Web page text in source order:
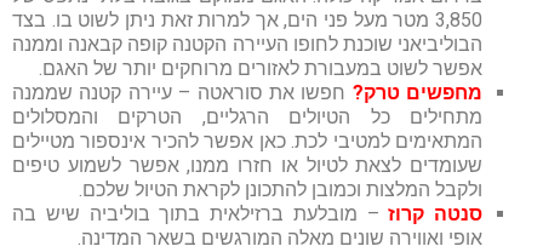
3,850 מטר מעל פני הים, אך למרות זאת ניתן לשוט בו. בצד
הבוליביאני שוכנת לחופו העיירה הקטנה קופה קבאנה וממנה
אפשר לשוט במעבורת לאזורים מרוחקים יותר של האגם.
מחפשים טרק? חפשו את סוראטה – עיירה קטנה שממנה
מתחילים כל הטיולים הרגליים, הטרקים והמסלולים
המתאימים למטיבי לכת. כאן אפשר להכיר אינספור מטיילים
שעומדים לצאת לטיול או חזרו ממנו, אפשר לשמוע טיפים
ולקבל המלצות וכמובן להתכונן לקראת הטיול שלכם.
סנטה קרוז– מובלעת ברזילאית בתוך בוליביה שיש בה
אופי ואווירה שונים מאלה המורגשים בשאר המדינה.